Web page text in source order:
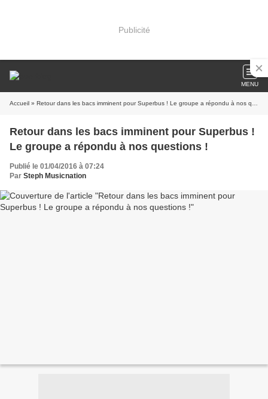
Publicité
MENU
Accueil » Retour dans les bacs imminent pour Superbus ! Le groupe a répondu à nos questions !
Retour dans les bacs imminent pour Superbus !
Le groupe a répondu à nos questions !
Publié le 01/04/2016 à 07:24
Par Steph Musicnation